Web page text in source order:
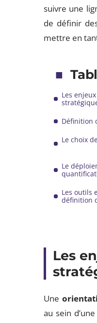
suivre une
de définir
mettre en
Les
Définition
Le choix
Le
Les outils
définition
Les
Une
au sein